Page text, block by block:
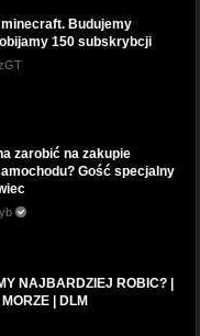
Budujemy
150 subskrybcji
zarobić na zakupie
Gość specjalny
NAJBARDZIEJ ROBIC? |
| DLM